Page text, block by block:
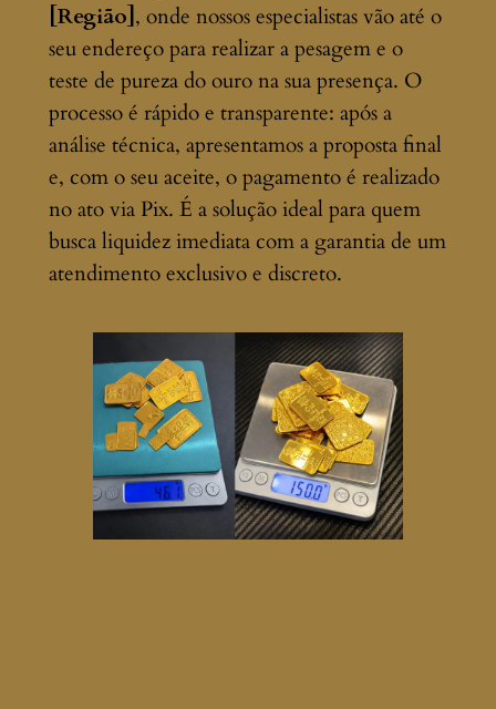
[Região] , onde nossos especialistas vão até o
seu endereço para realizar a pesagem e o
teste de pureza do ouro na sua presença. O
processo é rápido e transparente: após a
análise técnica, apresentamos a proposta final
e, com o seu aceite, o pagamento é realizado
no ato via Pix. É a solução ideal para quem
busca liquidez imediata com a garantia de um
atendimento exclusivo e discreto.